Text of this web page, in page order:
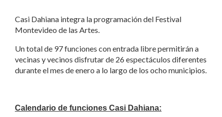
Casi Dahiana integra la programación del Festival
Montevideo de las Artes.
Un total de 97 funciones con entrada libre permitirán a
vecinas y vecinos disfrutar de 26 espectáculos diferentes
durante el mes de enero a lo largo de los ocho municipios.
Calendario de funciones Casi Dahiana: